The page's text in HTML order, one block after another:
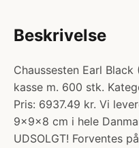
Beskrivelse
Chaussesten Earl
kasse m. 600 stk.
Pris: 6937.49 kr. Vi
9x9x8 cm i hele
UDSOLGT! Forventes